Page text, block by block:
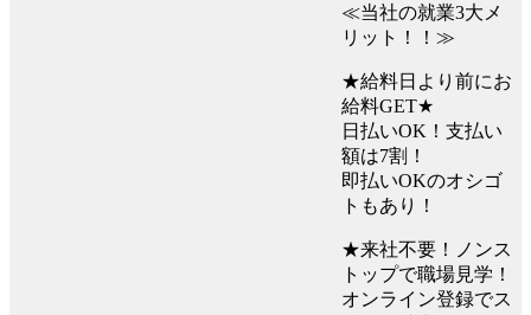
≪当社の就業3大メ
リット！！≫
★給料日より前にお
給料GET★
日払いOK！支払い
額は7割！
即払いOKのオシゴ
トもあり！
★来社不要！ノンス
トップで職場見学！
オンライン登録でス